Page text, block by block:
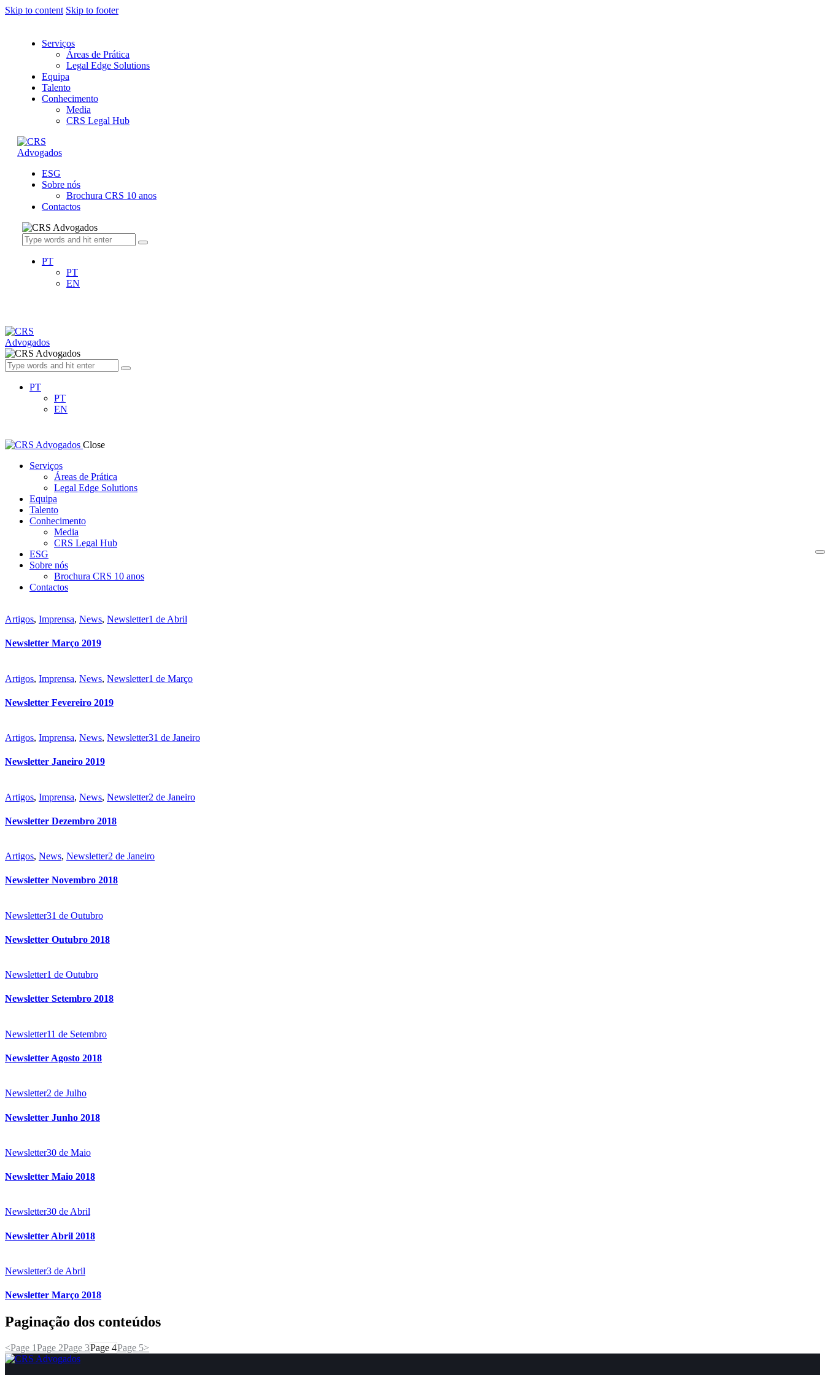
Skip to content Skip to footer
Serviços
Áreas de Prática
Legal Edge Solutions
Equipa
Talento
Conhecimento
Media
CRS Legal Hub
ESG
Sobre nós
Brochura CRS 10 anos
Contactos
PT
PT
EN
PT
PT
EN
Close
Serviços
Áreas de Prática
Legal Edge Solutions
Equipa
Talento
Conhecimento
Media
CRS Legal Hub
ESG
Sobre nós
Brochura CRS 10 anos
Contactos
Artigos, Imprensa, News, Newsletter1 de Abril
Newsletter Março 2019
Artigos, Imprensa, News, Newsletter1 de Março
Newsletter Fevereiro 2019
Artigos, Imprensa, News, Newsletter31 de Janeiro
Newsletter Janeiro 2019
Artigos, Imprensa, News, Newsletter2 de Janeiro
Newsletter Dezembro 2018
Artigos, News, Newsletter2 de Janeiro
Newsletter Novembro 2018
Newsletter31 de Outubro
Newsletter Outubro 2018
Newsletter1 de Outubro
Newsletter Setembro 2018
Newsletter11 de Setembro
Newsletter Agosto 2018
Newsletter2 de Julho
Newsletter Junho 2018
Newsletter30 de Maio
Newsletter Maio 2018
Newsletter30 de Abril
Newsletter Abril 2018
Newsletter3 de Abril
Newsletter Março 2018
Paginação dos conteúdos
<Page 1Page 2Page 3Page 4Page 5>